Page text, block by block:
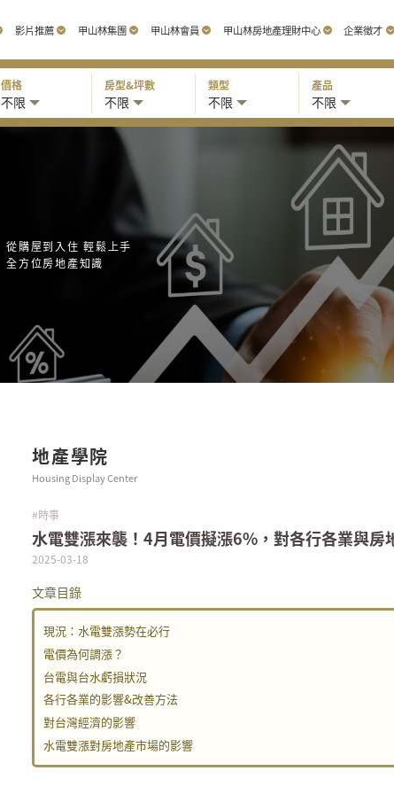
影片推薦 甲山林集團 甲山林會員 甲山林房地產理財中心 企業徵才
價格
不限
房型&坪數
不限
類型
不限
產品
不限
從購屋到入住 輕鬆上手
全方位房地產知識
地產學院
Housing Display Center
#時事
水電雙漲來襲！4月電價擬漲6%，對各行各業與房
2025-03-18
文章目錄
現況：水電雙漲勢在必行
電價為何調漲？
台電與台水虧損狀況
各行各業的影響&改善方法
對台灣經濟的影響
水電雙漲對房地產市場的影響